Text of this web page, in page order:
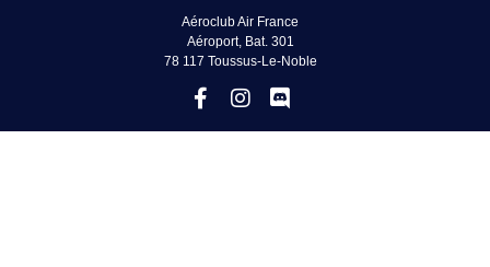
Aéroclub Air France
Aéroport, Bat. 301
78 117 Toussus-Le-Noble